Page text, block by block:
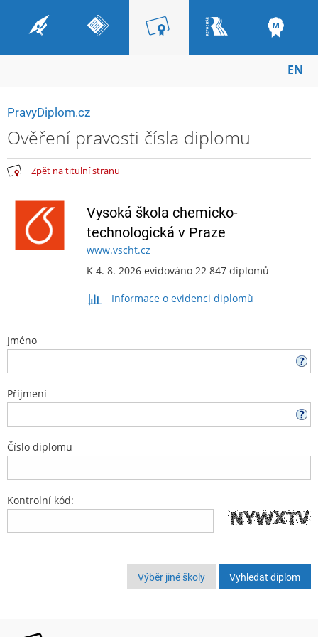
EN
PravyDiplom.cz
Ověření pravosti čísla diplomu
Zpět na titulní stranu
Vysoká škola chemicko-
technologická v Praze
www.vscht.cz
K 4. 8. 2026 evidováno 22 847 diplomů
Informace o evidenci diplomů
Jméno
Příjmení
Číslo diplomu
Kontrolní kód:
Výběr jiné školy